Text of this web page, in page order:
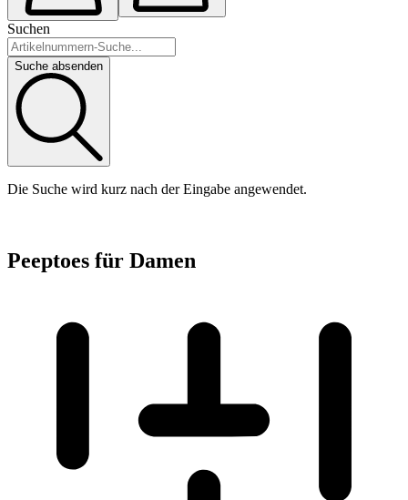
Suchen
Suche absenden
Die Suche wird kurz nach der Eingabe angewendet.
Peeptoes für Damen